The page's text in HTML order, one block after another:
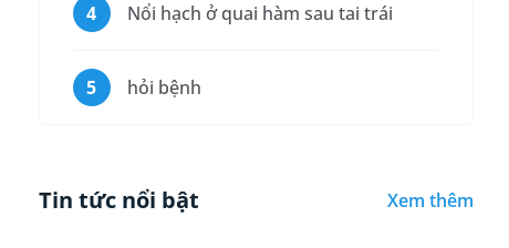
Nổi hạch ở quai hàm sau tai trái
hỏi bệnh
Tin tức nổi bật Xem thêm